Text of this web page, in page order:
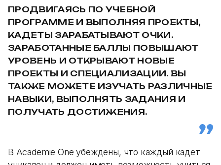
ПРОДВИГАЯСЬ ПО УЧЕБНОЙ
ПРОГРАММЕ И ВЫПОЛНЯЯ ПРОЕКТЫ,
КАДЕТЫ ЗАРАБАТЫВАЮТ ОЧКИ.
ЗАРАБОТАННЫЕ БАЛЛЫ ПОВЫШАЮТ
УРОВЕНЬ И ОТКРЫВАЮТ НОВЫЕ
ПРОЕКТЫ И СПЕЦИАЛИЗАЦИИ. ВЫ
ТАКЖЕ МОЖЕТЕ ИЗУЧАТЬ РАЗЛИЧНЫЕ
НАВЫКИ, ВЫПОЛНЯТЬ ЗАДАНИЯ И
ПОЛУЧАТЬ ДОСТИЖЕНИЯ.
В Academie One убеждены, что каждый кадет